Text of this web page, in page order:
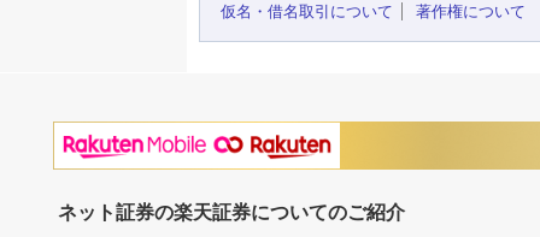
仮名・借名取引について
著作権について
ネット証券の楽天証券についてのご紹介